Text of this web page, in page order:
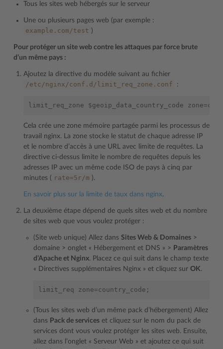
Tous les sites web hébergés sur le serveur
Une ou plusieurs pages web (par exemple :
example.com/test )
Pour protéger un site web contre les attaques par force brute
d’un même pays :
Ajoutez la directive du modèle suivant au fichier
/etc/nginx/conf.d/limit_req_zone.conf :
Cela crée une zone mémoire partagée parmi les processus de
travail nginx. La zone stocke le statut de chaque adresse IP
et le nombre d’accès à une URL avec limite de requêtes. La
directive ci-dessus limite le nombre de requêtes depuis les
adresses IP avec un même code ISO de pays à cinq par
minutes ( rate=5r/m ).
En savoir plus sur la limite de taux dans nginx.
La deuxième étape dépend de quels sites web et du nombre
de sites web que vous voulez protéger :
(Site web unique) Allez dans Sites Web & Domaines >
domaine > onglet « Hébergement et DNS » > Paramètres
d’Apache et Nginx. Placez ce qui suit dans le champ texte
« Directives supplémentaires Nginx » et cliquez sur OK.
(Tous les sites web d’un même pack d’hébergement) Allez
dans Pack de services et cliquez sur le nom du pack de
services dont vous voulez protéger les sites web. Ensuite,
allez dans l’onglet « Serveur Web » et ajoutez ce qui suit